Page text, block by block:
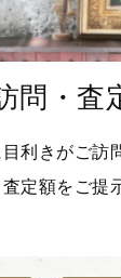
問・査
利きがご訪
定額をご提